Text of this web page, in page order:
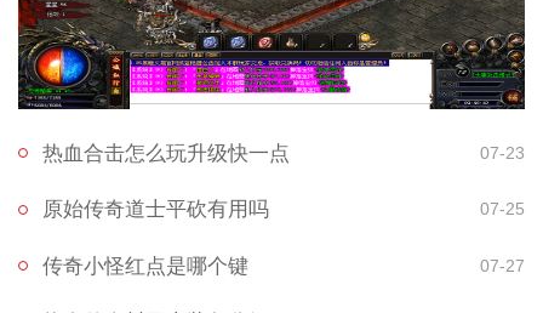
热血合击怎么玩升级快一点 07-23
原始传奇道士平砍有用吗 07-25
传奇小怪红点是哪个键 07-27